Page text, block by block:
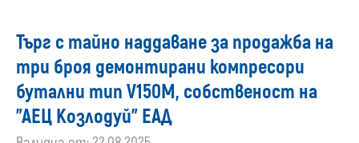
Търг с тайно наддаване за продажба на
три броя демонтирани компресори
бутални тип V150M, собственост на
"АЕЦ Козлодуй" ЕАД